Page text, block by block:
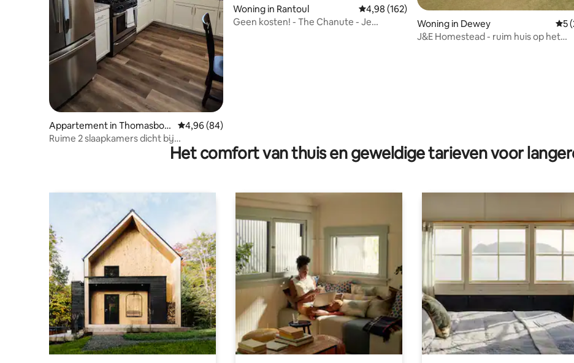
Appartement in Thomasbor
o
Gemiddelde beoordeling van 4,96 op 5, 84 recensies
4,96 (84)
Ruime 2 slaapkamers dicht bij
Woning in Rantoul Gemiddelde beoordeling van 4,98 op 5, 162
4,98 (162)
Geen kosten! - The Chanute - Je
Woning in Dewey
5
J&E Homestead - ruim huis op het
Het comfort van thuis en geweldige tarieven voor